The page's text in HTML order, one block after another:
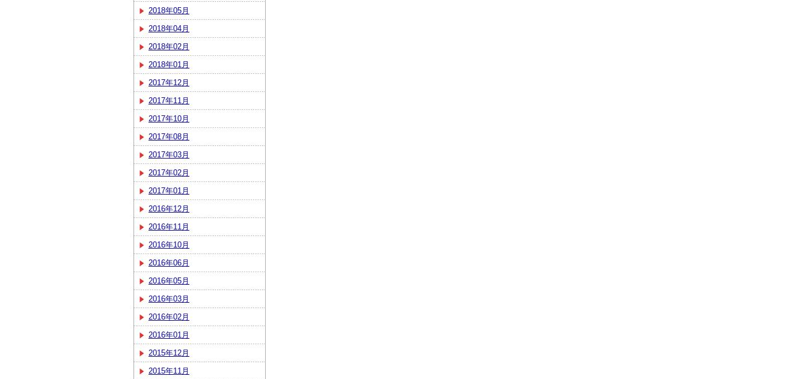
2018年05月
2018年04月
2018年02月
2018年01月
2017年12月
2017年11月
2017年10月
2017年08月
2017年03月
2017年02月
2017年01月
2016年12月
2016年11月
2016年10月
2016年06月
2016年05月
2016年03月
2016年02月
2016年01月
2015年12月
2015年11月